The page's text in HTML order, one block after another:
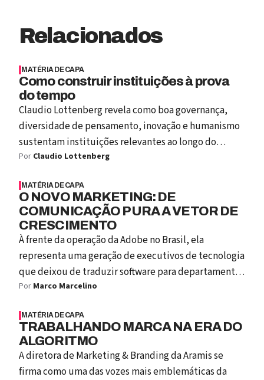
Relacionados
MATÉRIA DE CAPA
Como construir instituições à prova
do tempo
Claudio Lottenberg revela como boa governança,
diversidade de pensamento, inovação e humanismo
sustentam instituições relevantes ao longo do
tempo.
Por Claudio Lottenberg
MATÉRIA DE CAPA
O NOVO MARKETING: DE
COMUNICAÇÃO PURA A VETOR DE
CRESCIMENTO
À frente da operação da Adobe no Brasil, ela
representa uma geração de executivos de tecnologia
que deixou de traduzir software para departamentos
técnicos e passou a traduzir tecnologia para
crescimento.
Por Marco Marcelino
MATÉRIA DE CAPA
TRABALHANDO MARCA NA ERA DO
ALGORITMO
A diretora de Marketing & Branding da Aramis se
firma como uma das vozes mais emblemáticas da